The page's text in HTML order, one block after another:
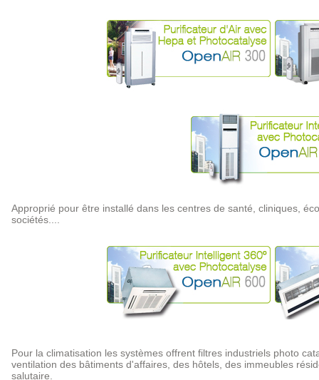
Approprié pour être installé dans les centres de santé, cliniques,
sociétés....
Pour la climatisation les systèmes offrent filtres industriels photo
ventilation des bâtiments d'affaires, des hôtels, des immeubles
salutaire.